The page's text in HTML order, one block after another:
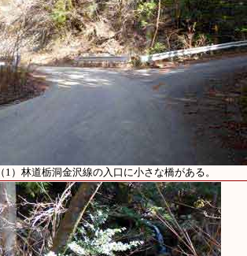
（1）林道栃洞金沢線の入口に小さな橋がある。